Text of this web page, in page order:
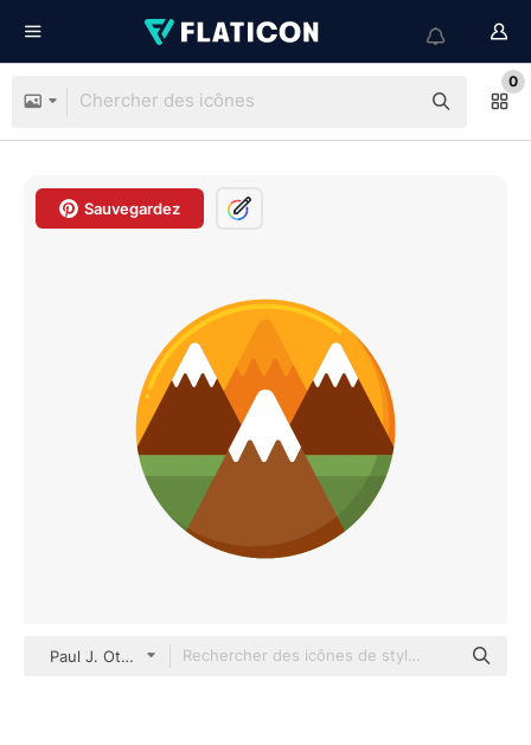
0
Sauvegardez
Paul J. Others